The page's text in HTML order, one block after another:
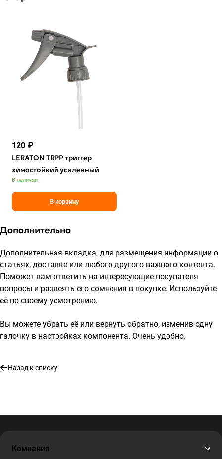
120 ₽
LERATON TRPP триггер
химостойкий усиленный
В наличии
В корзину
Дополнительно
Дополнительная вкладка, для размещения информации о
статьях, доставке или любого другого важного контента.
Поможет вам ответить на интересующие покупателя
вопросы и развеять его сомнения в покупке. Используйте
её по своему усмотрению.
Вы можете убрать её или вернуть обратно, изменив одну
галочку в настройках компонента. Очень удобно.
Назад к списку
Компания